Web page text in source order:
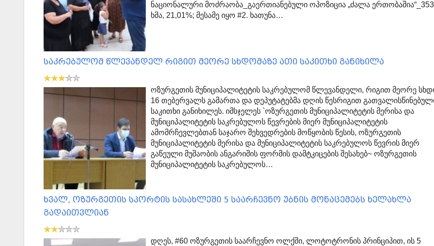
ნაციონალური მოძრაობა_გაერთიანებული ოპოზიცია „ძალა
ხმა, 21,01%; მესამე იყო #2. ხათუნა…
საკრებულომ წლევანდელ რიგით მეორე სხდომაზე ათი საკითხი განიხილა
ოზურგეთის მუნიციპალიტეტის საკრებულომ წლევანდელი, რიგით მეორე
16 თებერვალს გამართა და დეპუტატებმა დღის წესრიგით
საკითხი განიხილეს. იმსჯელეს `ოზურგეთის მუნიციპალიტეტის მერისა და
მუნიციპალიტეტის საკრებულოს წევრების მიერ მუნიციპალიტეტის
ამომრჩევლებთან საჯარო შეხვედრების მოწყობის წესის, ოზურგეთის
მუნიციპალიტეტის მერისა და მუნიციპალიტეტის საკრებულოს წევრის მიერ
გაწეული მუშაობის ანგარიშის ფორმის დამტკიცების შესახებ~ ოზურგეთის
მუნიციპალიტეტის საკრებულოს…
ხვალ, ოზურგეთის სპორტის სასახლეში 5 საარჩევნო უბნის მონაცემებს ხელახლა
გადაითვლიან
დღეს, #60 ოზურგეთის საარჩევნო ოლქში, ლოტოტრონის პრინციპით, ის 5